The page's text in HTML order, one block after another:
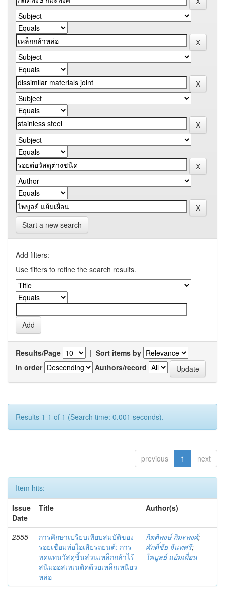
Start a new search
Add filters:
Use filters to refine the search results.
Results/Page | Sort items by
In order
Authors/record
Results 1-1 of 1 (Search time: 0.001 seconds).
previous 1 next
Item hits:
Issue
Date
Title Author(s)
2555
การศึกษาเปรียบเทียบสมบัติของ
รอยเชื่อมท่อไอเสียรถยนต์: การ
ทดแทนวัสดุชิ้นส่วนเหล็กกล้าไร้
สนิมออสเทเนติคด้วยเหล็กเหนียว
หล่อ
กิตติพงษ์ กิมะพงศ์;
ศักดิ์ชัย จันทศรี;
ไพบูลย์ แย้มเผื่อน